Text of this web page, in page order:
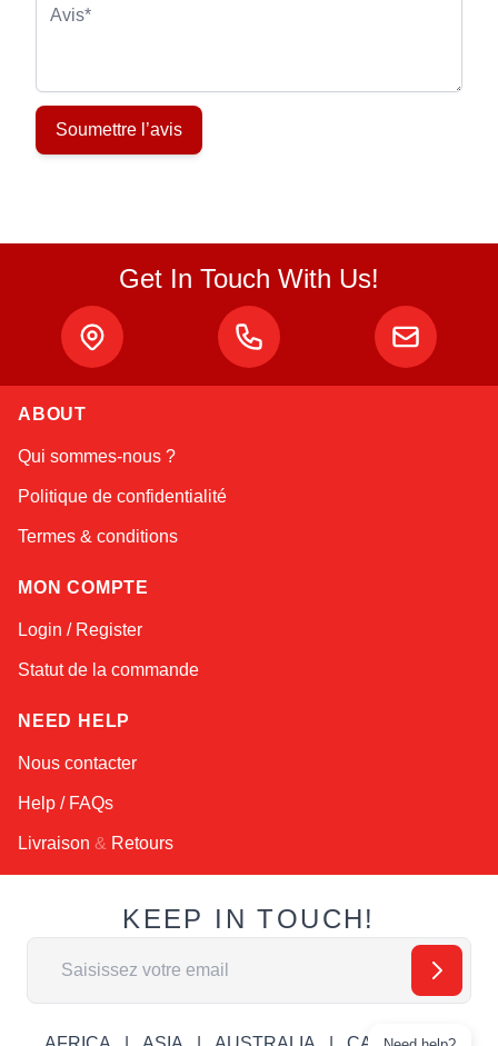
Avis
Soumettre l’avis
Get In Touch With Us!
ABOUT
Qui sommes-nous ?
Politique de confidentialité
Termes & conditions
MON COMPTE
Login / Register
Statut de la commande
NEED HELP
Nous contacter
Help / FAQs
Livraison & Retours
KEEP IN TOUCH!
Adresse email